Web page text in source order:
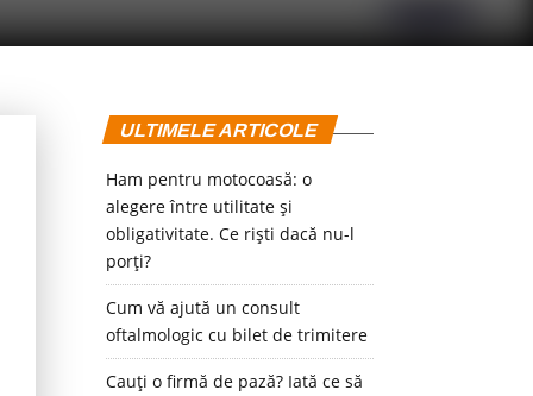
ULTIMELE ARTICOLE
Ham pentru motocoasă: o
alegere între utilitate și
obligativitate. Ce riști dacă nu-l
porți?
Cum vă ajută un consult
oftalmologic cu bilet de trimitere
Cauți o firmă de pază? Iată ce să